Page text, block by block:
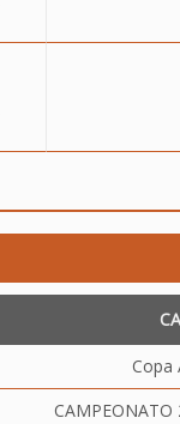
Copa
CAMPEONATO